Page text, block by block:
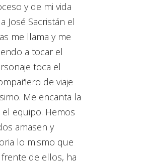
y de mi vida
José Sacristán el
me llama y me
a tocar el
toca el
de viaje
Me encanta la
equipo. Hemos
amasen y
lo mismo que
de ellos, ha